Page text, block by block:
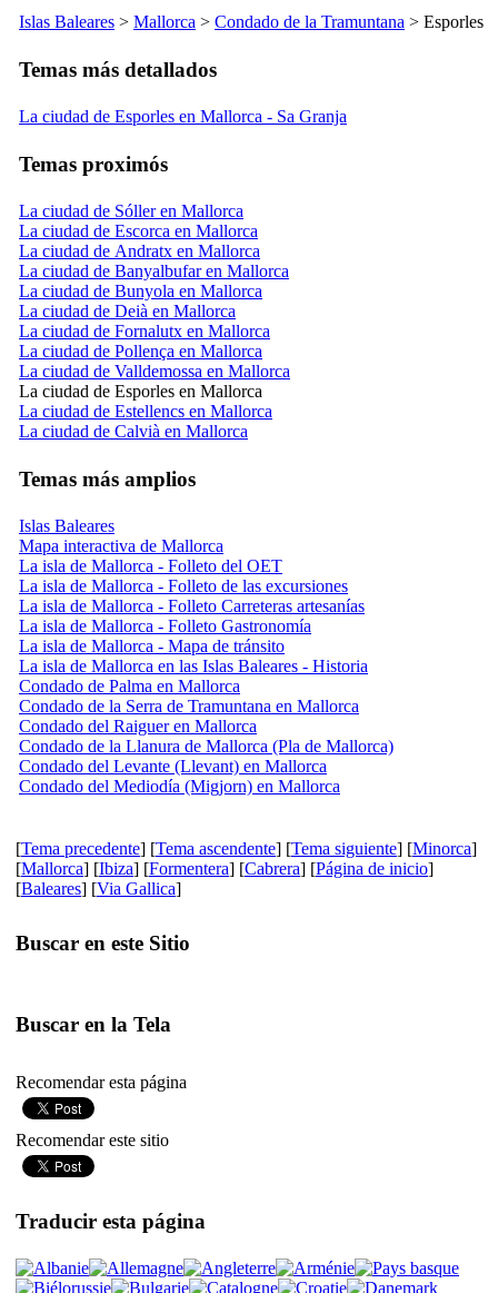
Islas Baleares > Mallorca > Condado de la Tramuntana > Esporles
Temas más detallados
La ciudad de Esporles en Mallorca - Sa Granja
Temas proximós
La ciudad de Sóller en Mallorca
La ciudad de Escorca en Mallorca
La ciudad de Andratx en Mallorca
La ciudad de Banyalbufar en Mallorca
La ciudad de Bunyola en Mallorca
La ciudad de Deià en Mallorca
La ciudad de Fornalutx en Mallorca
La ciudad de Pollença en Mallorca
La ciudad de Valldemossa en Mallorca
La ciudad de Esporles en Mallorca
La ciudad de Estellencs en Mallorca
La ciudad de Calvià en Mallorca
Temas más amplios
Islas Baleares
Mapa interactiva de Mallorca
La isla de Mallorca - Folleto del OET
La isla de Mallorca - Folleto de las excursiones
La isla de Mallorca - Folleto Carreteras artesanías
La isla de Mallorca - Folleto Gastronomía
La isla de Mallorca - Mapa de tránsito
La isla de Mallorca en las Islas Baleares - Historia
Condado de Palma en Mallorca
Condado de la Serra de Tramuntana en Mallorca
Condado del Raiguer en Mallorca
Condado de la Llanura de Mallorca (Pla de Mallorca)
Condado del Levante (Llevant) en Mallorca
Condado del Mediodía (Migjorn) en Mallorca
[Tema precedente] [Tema ascendente] [Tema siguiente] [Minorca]
[Mallorca] [Ibiza] [Formentera] [Cabrera] [Página de inicio]
[Baleares] [Via Gallica]
Buscar en este Sitio
Buscar en la Tela
Recomendar esta página
Recomendar este sitio
Traducir esta página